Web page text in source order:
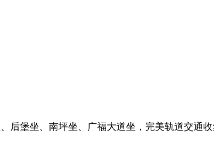
堡坐、南坪坐、广福大道坐，完美轨道交通